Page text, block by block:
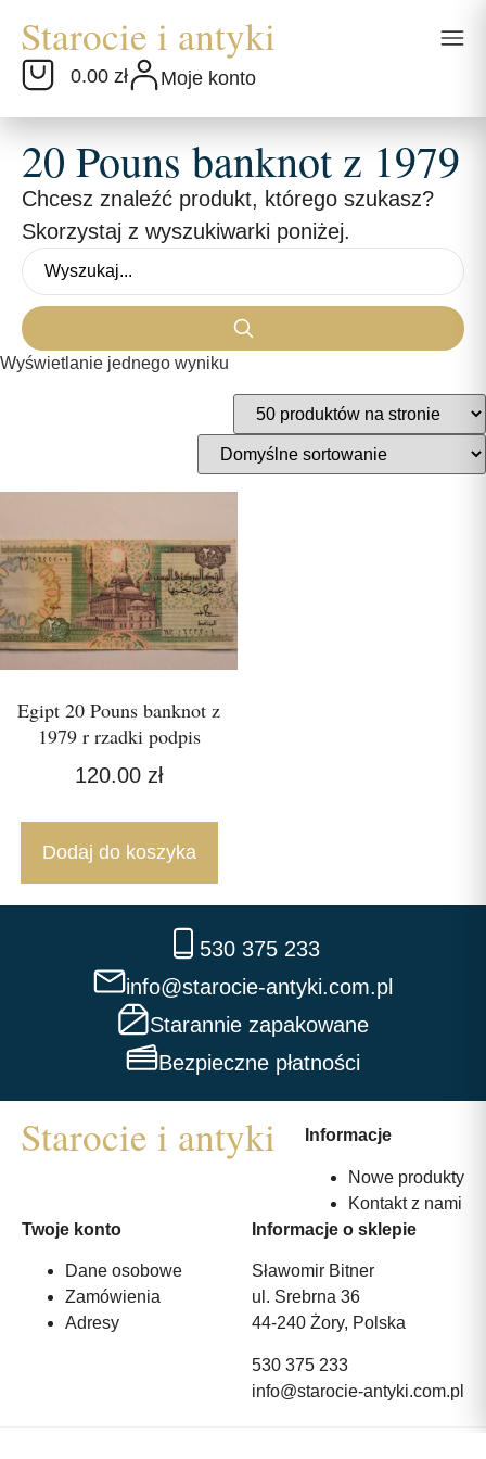
0.00 zł Moje konto
20 Pouns banknot z 1979
Chcesz znaleźć produkt, którego szukasz?
Skorzystaj z wyszukiwarki poniżej.
Wyświetlanie jednego wyniku
Egipt 20 Pouns banknot z
1979 r rzadki podpis
120.00 zł
Dodaj do koszyka
530 375 233
info@starocie-antyki.com.pl
Starannie zapakowane
Bezpieczne płatności
Informacje
Nowe produkty
Kontakt z nami
Twoje konto
Dane osobowe
Zamówienia
Adresy
Informacje o sklepie
Sławomir Bitner
ul. Srebrna 36
44-240 Żory, Polska
530 375 233
info@starocie-antyki.com.pl